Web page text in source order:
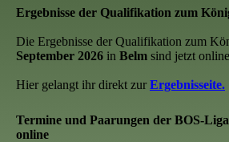
Ergebnisse der Qualifikation zum
Die Ergebnisse der Qualifikation zum
September 2026 in Belm sind jetzt
Hier gelangt ihr direkt zurErgebnisseite.
Termine und Paarungen der BOS-
online